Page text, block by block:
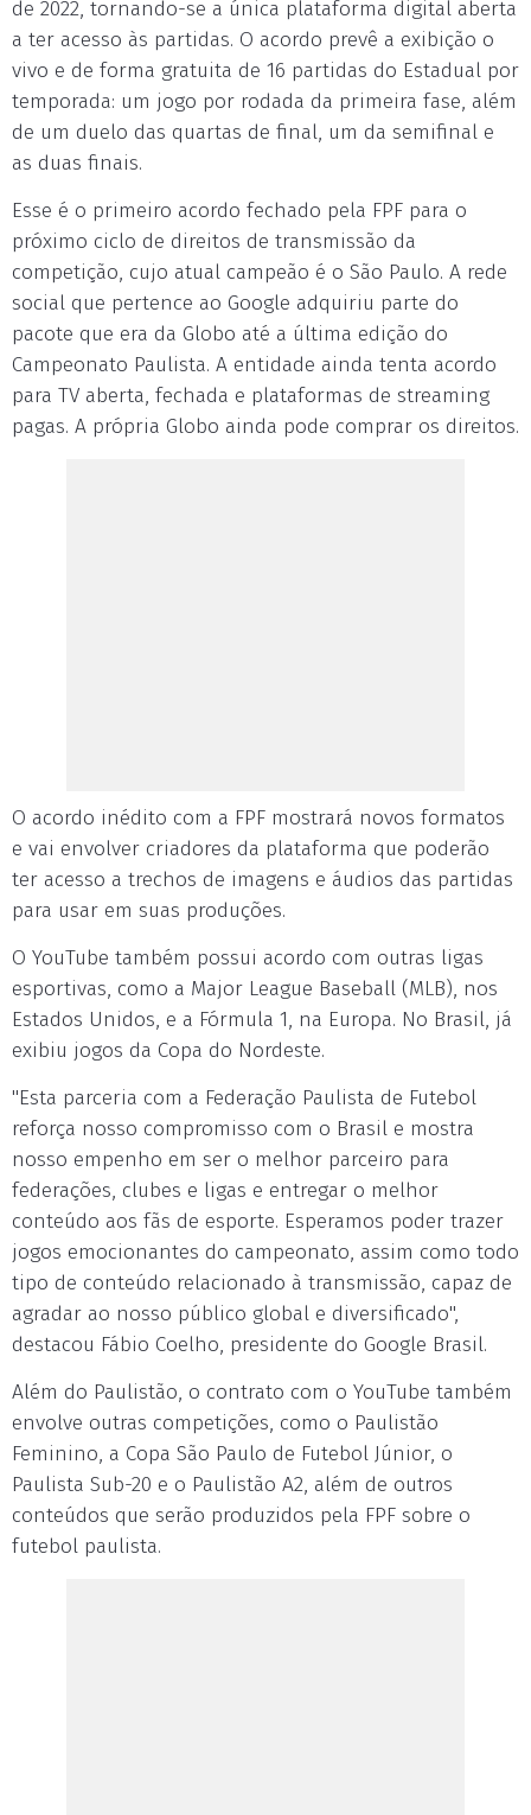
de 2022, tornando-se a única plataforma digital aberta
a ter acesso às partidas. O acordo prevê a exibição o
vivo e de forma gratuita de 16 partidas do Estadual por
temporada: um jogo por rodada da primeira fase, além
de um duelo das quartas de final, um da semifinal e
as duas finais.
Esse é o primeiro acordo fechado pela FPF para o
próximo ciclo de direitos de transmissão da
competição, cujo atual campeão é o São Paulo. A rede
social que pertence ao Google adquiriu parte do
pacote que era da Globo até a última edição do
Campeonato Paulista. A entidade ainda tenta acordo
para TV aberta, fechada e plataformas de streaming
pagas. A própria Globo ainda pode comprar os direitos.
O acordo inédito com a FPF mostrará novos formatos
e vai envolver criadores da plataforma que poderão
ter acesso a trechos de imagens e áudios das partidas
para usar em suas produções.
O YouTube também possui acordo com outras ligas
esportivas, como a Major League Baseball (MLB), nos
Estados Unidos, e a Fórmula 1, na Europa. No Brasil, já
exibiu jogos da Copa do Nordeste.
"Esta parceria com a Federação Paulista de Futebol
reforça nosso compromisso com o Brasil e mostra
nosso empenho em ser o melhor parceiro para
federações, clubes e ligas e entregar o melhor
conteúdo aos fãs de esporte. Esperamos poder trazer
jogos emocionantes do campeonato, assim como todo
tipo de conteúdo relacionado à transmissão, capaz de
agradar ao nosso público global e diversificado",
destacou Fábio Coelho, presidente do Google Brasil.
Além do Paulistão, o contrato com o YouTube também
envolve outras competições, como o Paulistão
Feminino, a Copa São Paulo de Futebol Júnior, o
Paulista Sub-20 e o Paulistão A2, além de outros
conteúdos que serão produzidos pela FPF sobre o
futebol paulista.